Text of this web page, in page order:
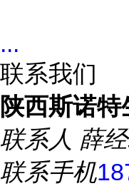
...
联系我们
陕西斯诺特
联系人 薛
联系手机